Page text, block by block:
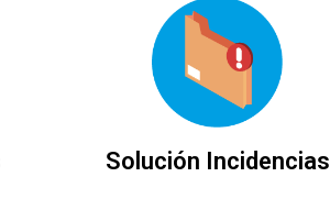
Solución Incidencias